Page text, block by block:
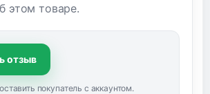
этом товаре.
отзыв
покупатель с аккаунтом.